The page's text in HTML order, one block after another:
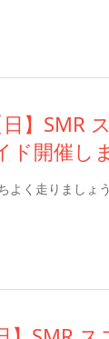
】SMR
ド開催し
よく走りましょ